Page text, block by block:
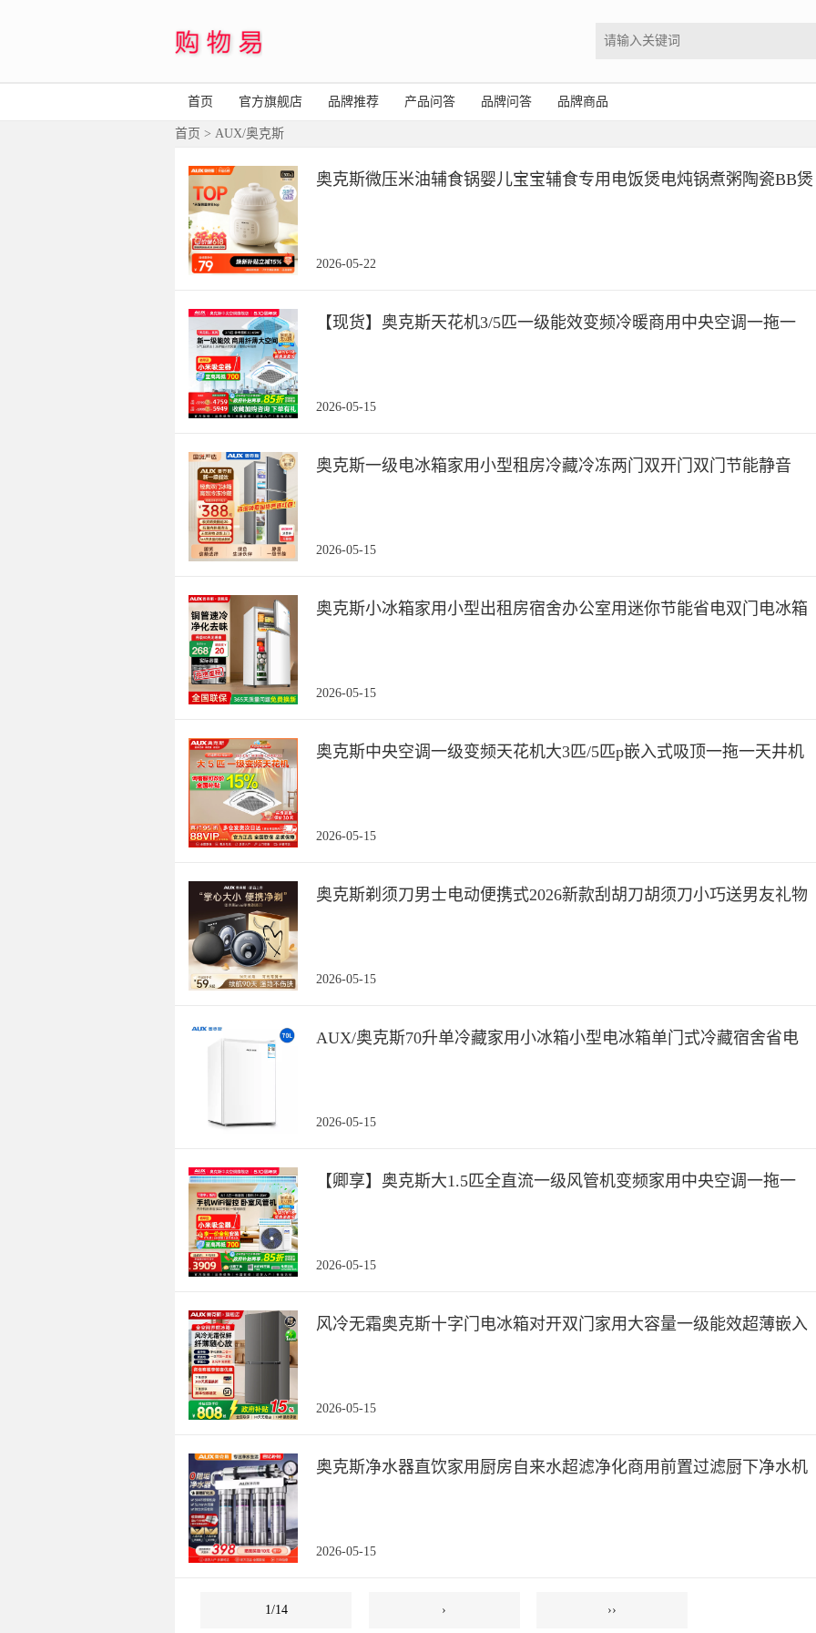
首页 官方旗舰店 品牌推荐 产品问答 品牌问答 品牌商品
首页 > AUX/奥克斯
奥克斯微压米油辅食锅婴儿宝宝辅食专用电饭煲电炖锅煮粥陶瓷BB煲
2026-05-22
【现货】奥克斯天花机3/5匹一级能效变频冷暖商用中央空调一拖一
2026-05-15
奥克斯一级电冰箱家用小型租房冷藏冷冻两门双开门双门节能静音
2026-05-15
奥克斯小冰箱家用小型出租房宿舍办公室用迷你节能省电双门电冰箱
2026-05-15
奥克斯中央空调一级变频天花机大3匹/5匹p嵌入式吸顶一拖一天井机
2026-05-15
奥克斯剃须刀男士电动便携式2026新款刮胡刀胡须刀小巧送男友礼物
2026-05-15
AUX/奥克斯70升单冷藏家用小冰箱小型电冰箱单门式冷藏宿舍省电
2026-05-15
【卿享】奥克斯大1.5匹全直流一级风管机变频家用中央空调一拖一
2026-05-15
风冷无霜奥克斯十字门电冰箱对开双门家用大容量一级能效超薄嵌入
2026-05-15
奥克斯净水器直饮家用厨房自来水超滤净化商用前置过滤厨下净水机
2026-05-15
1/14 › ››